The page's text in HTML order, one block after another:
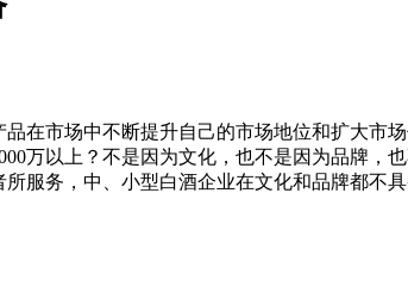
在市场中不断提升自己的市场地位和扩大市
万以上？不是因为文化，也不是因为品牌，
服务，中、小型白酒企业在文化和品牌都不